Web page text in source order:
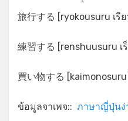
旅行する [ryokousuru เรี
練習する [renshuusuru
買い物する
ข้อมูลจาเพจ:: ภาษาญี่ปุ่นง่